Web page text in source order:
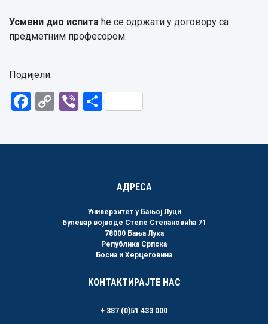
Усмени дио испитаће се одржати у договору са
предметним професором.
Подијели:
Facebook
CopyViberShare
АДРЕСА
Универзитет у Бањој Луци
Булевар војводе Степе Степановића 71
78000 Бања Лука
Република Српска
Босна и Херцеговина
КОНТАКТИРАЈТЕ НАС
+ 387 (0)51 433 000